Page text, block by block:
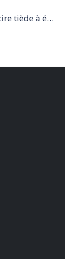
Cartouche de cire tiède à épiler 100ml miel